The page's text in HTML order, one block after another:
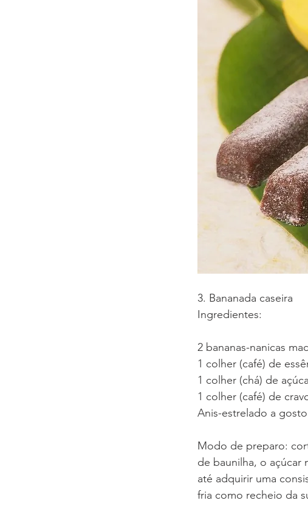
3. Bananada caseira
Ingredientes:
2 bananas-nanicas
1 colher (café) de
1 colher (chá) de
1 colher (café) de
Anis-estrelado a gosto
Modo de preparo:
de baunilha, o açúcar
até adquirir uma
fria como recheio da